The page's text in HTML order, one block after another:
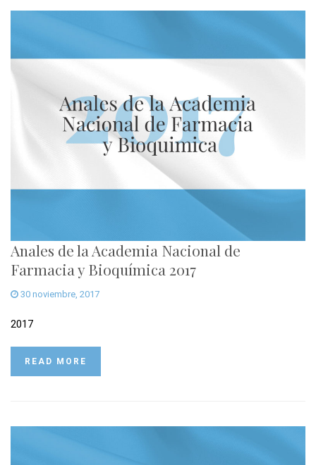
Anales de la Academia Nacional de
Farmacia y Bioquímica 2017
30 noviembre, 2017
2017
READ MORE